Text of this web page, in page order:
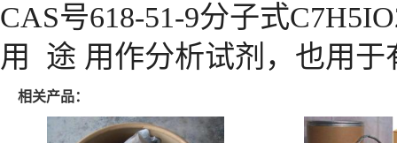
CAS号618-51-9分子式
用 途 用作分析试剂，也用
相关产品：